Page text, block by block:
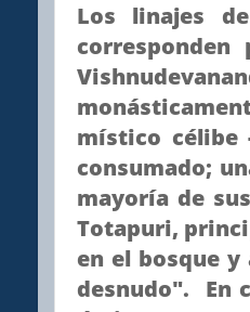
Los linajes
místico célibe
consumado;
mayoría de
Totapuri,
en el bosque
desnudo". En